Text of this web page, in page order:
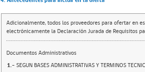
Adicionalmente, todos los proveedores para ofertar en
electrónicamente la Declaración Jurada de Requisitos
Documentos Administrativos
1.- SEGUN BASES ADMINISTRATIVAS Y TERMINOS